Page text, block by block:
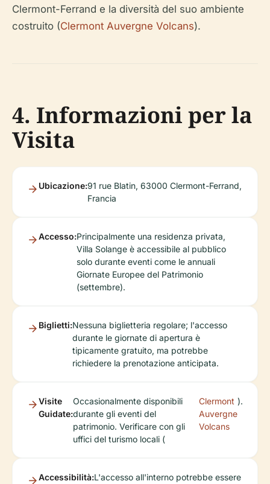
Clermont-Ferrand e la diversità del suo ambiente
costruito (Clermont Auvergne Volcans).
4. Informazioni per la
Visita
Ubicazione:91 rue Blatin, 63000 Clermont-Ferrand,
Francia
Accesso:Principalmente una residenza privata,
Villa Solange è accessibile al pubblico
solo durante eventi come le annuali
Giornate Europee del Patrimonio
(settembre).
Biglietti:Nessuna biglietteria regolare; l'accesso
durante le giornate di apertura è
tipicamente gratuito, ma potrebbe
richiedere la prenotazione anticipata.
Visite
Guidate:
Occasionalmente disponibili
durante gli eventi del
patrimonio. Verificare con gli
uffici del turismo locali (
Clermont
Auvergne
Volcans
).
Accessibilità:L'accesso all'interno potrebbe essere